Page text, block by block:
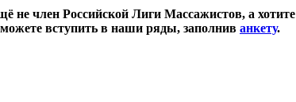
не член Российской Лиги Массажистов, а хотите
вступить в наши ряды, заполнив анкету.